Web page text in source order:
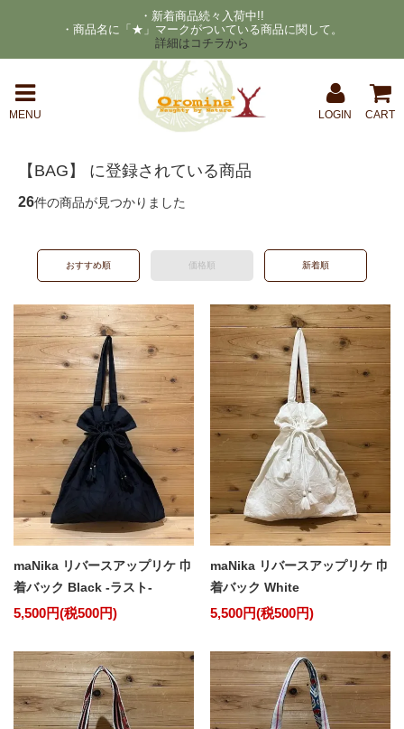
・新着商品続々入荷中!!
・商品名に「★」マークがついている商品に関して。
詳細はコチラから
MENU LOGIN CART
【BAG】 に登録されている商品
26件の商品が見つかりました
おすすめ順 価格順 新着順
maNika リバースアップリケ 巾
着バック Black -ラスト-
5,500円(税500円)
maNika リバースアップリケ 巾
着バック White
5,500円(税500円)